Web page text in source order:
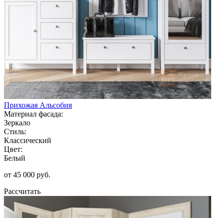
Прихожая Альсобия
Материал фасада:
Зеркало
Стиль:
Классический
Цвет:
Белый
от 45 000 руб.
Рассчитать